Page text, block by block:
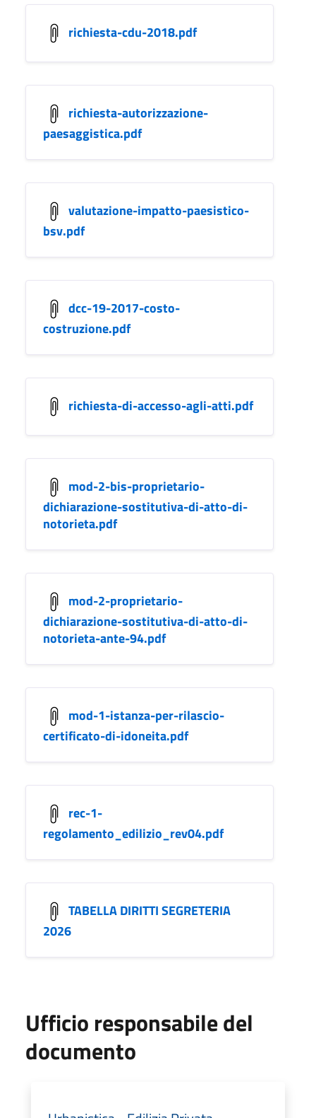
richiesta-cdu-2018.pdf
richiesta-autorizzazione-
paesaggistica.pdf
valutazione-impatto-paesistico-
bsv.pdf
dcc-19-2017-costo-
costruzione.pdf
richiesta-di-accesso-agli-atti.pdf
mod-2-bis-proprietario-
dichiarazione-sostitutiva-di-atto-di-
notorieta.pdf
mod-2-proprietario-
dichiarazione-sostitutiva-di-atto-di-
notorieta-ante-94.pdf
mod-1-istanza-per-rilascio-
certificato-di-idoneita.pdf
rec-1-
regolamento_edilizio_rev04.pdf
TABELLA DIRITTI SEGRETERIA
2026
Ufficio responsabile del
documento